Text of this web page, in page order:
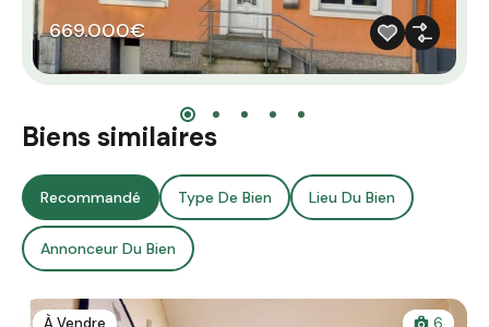
669.000€
Biens similaires
Recommandé Type De Bien Lieu Du Bien
Annonceur Du Bien
À Vendre 6